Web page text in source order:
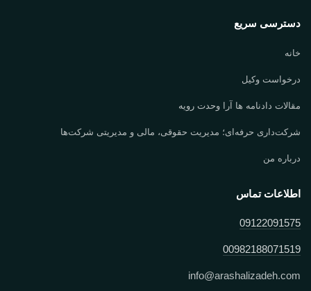
دسترسی سریع
خانه
درخواست وکیل
مقالات دادنامه ها آرا وحدت رویه
شرکت‌داری حرفه‌ای؛ مدیریت حقوقی، مالی و مدیریتی شرکت‌ها
درباره من
اطلاعات تماس
09122091575
00982188071519
info@arashalizadeh.com